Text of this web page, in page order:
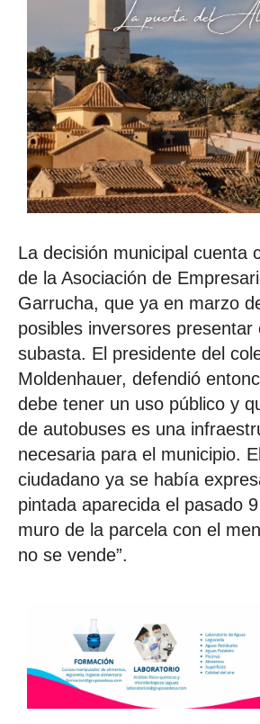
La decisión municipal cuenta
de la Asociación de
Garrucha, que ya en marzo
posibles inversores presentar
subasta. El presidente del
Moldenhauer, defendió
debe tener un uso público y
de autobuses es una
necesaria para el municipio.
ciudadano ya se había
pintada aparecida el pasado
muro de la parcela con el
no se vende”.